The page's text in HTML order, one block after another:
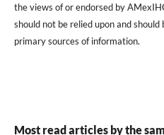
the views of or endorsed by
should not be relied upon and
primary sources of information.
Most read articles by the